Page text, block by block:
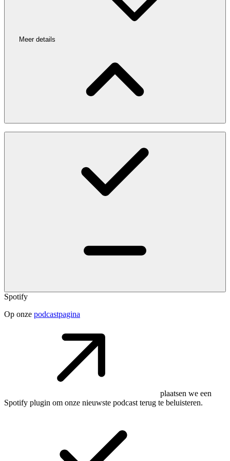
Meer details
Spotify
Op onze podcastpagina
plaatsen we een
Spotify plugin om onze nieuwste podcast terug te beluisteren.